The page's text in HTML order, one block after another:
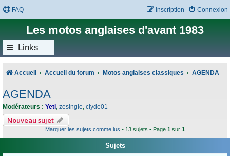
FAQ Connexion
Inscription
Les motos anglaises d'avant 1983
Links
Accueil Accueil du forum Motos anglaises classiques AGENDA
AGENDA
Modérateurs : Yeti, zesingle, clyde01
Nouveau sujet
Marquer les sujets comme lus • 13 sujets • Page 1 sur 1
Sujets